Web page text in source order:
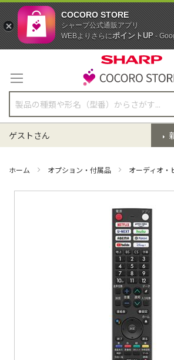
テ
ン
ツ
に
ス
キ
ッ
ゲストさん
ホーム オプション・付属品 オーディオ・
COCORO STORE
シャープ公式通販アプリ
WEBよりさらにポイントUP-